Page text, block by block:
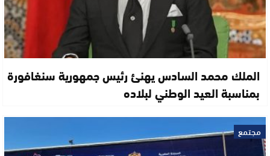
الملك محمد السادس يهنئ رئيس جمهورية سنغافورة
بمناسبة العيد الوطني لبلاده
مجتمع